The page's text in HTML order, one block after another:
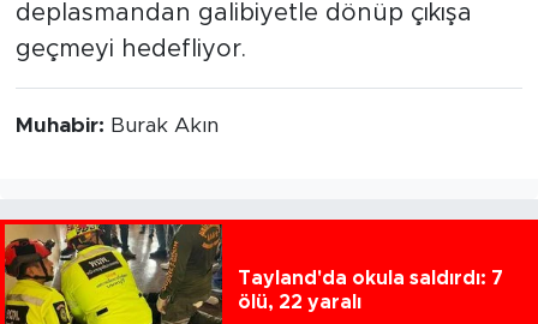
deplasmandan galibiyetle dönüp çıkışa
geçmeyi hedefliyor.
Muhabir: Burak Akın
Tayland'da okula saldırdı: 7
ölü, 22 yaralı